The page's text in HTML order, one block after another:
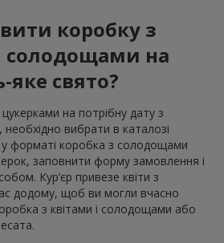
коробку з
солодощами на
яке свято?
на потрібну дату з
вибрати в каталозі
у форматі коробка з солодощами
заповнити форму замовлення і
Кур’єр привезе квіти з
додому, щоб ви могли вчасно
з квітами і солодощами або